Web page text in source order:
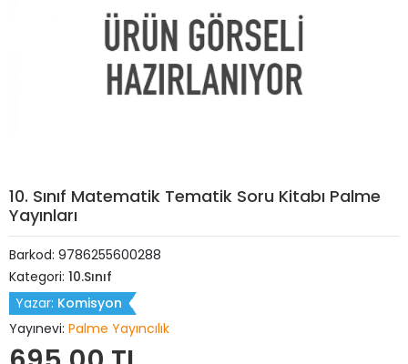
10. Sınıf Matematik Tematik Soru Kitabı Palme
Yayınları
Barkod: 9786255600288
Kategori: 10.Sınıf
Yazar: Komisyon
Yayınevi: Palme Yayıncılık